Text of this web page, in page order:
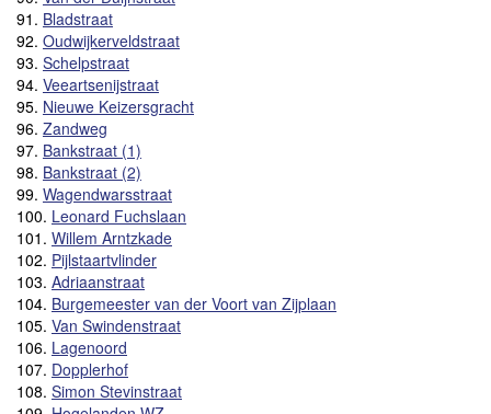
91. Bladstraat
92. Oudwijkerveldstraat
93. Schelpstraat
94. Veeartsenijstraat
95. Nieuwe Keizersgracht
96. Zandweg
97. Bankstraat (1)
98. Bankstraat (2)
99. Wagendwarsstraat
100. Leonard Fuchslaan
101. Willem Arntzkade
102. Pijlstaartvlinder
103. Adriaanstraat
104. Burgemeester van der Voort van Zijplaan
105. Van Swindenstraat
106. Lagenoord
107. Dopplerhof
108. Simon Stevinstraat